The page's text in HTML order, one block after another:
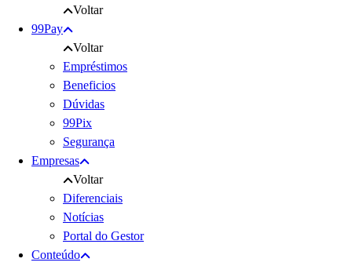
Voltar
99Pay
Voltar
Empréstimos
Beneficios
Dúvidas
99Pix
Segurança
Empresas
Voltar
Diferenciais
Notícias
Portal do Gestor
Conteúdo